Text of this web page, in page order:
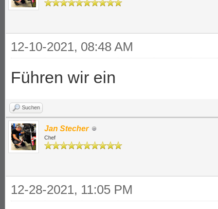
12-10-2021, 08:48 AM
Führen wir ein
Suchen
Jan Stecher
Chef
12-28-2021, 11:05 PM